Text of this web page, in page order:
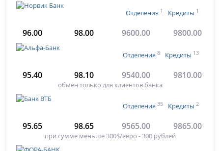
Отделения 1 Кредиты 1
96.00 98.00 9600.00 9800.00
Отделения 8 Кредиты 13
95.40 98.10 9540.00 9810.00
обмен только для клиентов банка
Отделения 35 Кредиты 2
95.65 98.65 9565.00 9865.00
при сумме меньше 300$/евро - 300 рублей